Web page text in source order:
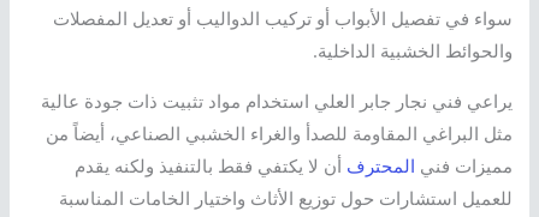
سواء في تفصيل الأبواب أو تركيب الدواليب أو تعديل المفصلات
والحوائط الخشبية الداخلية.
يراعي فني نجار جابر العلي استخدام مواد تثبيت ذات جودة عالية
مثل البراغي المقاومة للصدأ والغراء الخشبي الصناعي، أيضاً من
مميزات فني المحترف أن لا يكتفي فقط بالتنفيذ ولكنه يقدم
للعميل استشارات حول توزيع الأثاث واختيار الخامات المناسبة